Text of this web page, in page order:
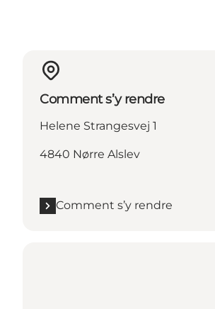
Comment s’y rendre
Helene Strangesvej 1
4840 Nørre Alslev
Comment s’y rendre